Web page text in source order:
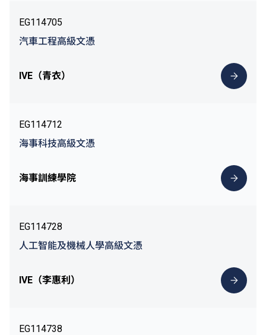
EG114705
汽車工程高級文憑
IVE（青衣）
EG114712
海事科技高級文憑
海事訓練學院
EG114728
人工智能及機械人學高級文憑
IVE（李惠利）
EG114738